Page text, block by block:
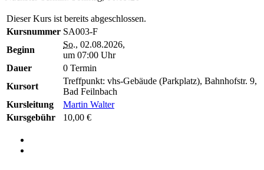
Dieser Kurs ist bereits abgeschlossen.
Kursnummer SA003-F
Beginn
So., 02.08.2026,
um 07:00 Uhr
Dauer
0 Termin
Kursort
Treffpunkt: vhs-Gebäude (Parkplatz), Bahnhofstr. 9,
Bad Feilnbach
Kursleitung
Martin Walter
Kursgebühr
10,00 €